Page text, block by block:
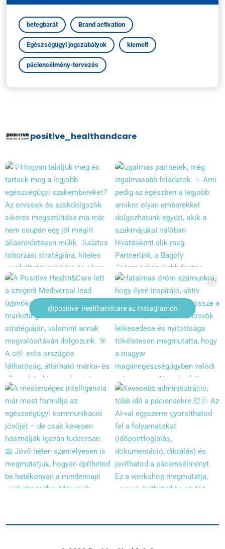
betegbarát Brand activation
Egészségügyi jogszabályok kiemelt
páciensélmény-tervezés
@positive_healthandcare az Instagramon
positive_healthandcare